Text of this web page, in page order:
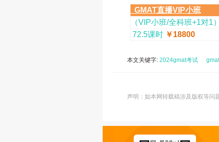
GMAT直播VIP小班
（VIP小班/全科班+1对1
72.5课时 ￥18800
本文关键字: 2024gmat考试
声明：如本网转载稿涉及版权等问